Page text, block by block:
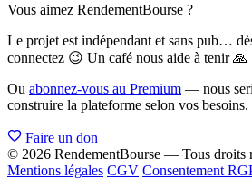
Vous aimez RendementBourse ?
Le projet est indépendant et sans pub…
connectez 😉 Un café nous aide à tenir 🙏
Ou abonnez-vous au Premium — nous
construire la plateforme selon vos besoins.
Faire un don
© 2026 RendementBourse — Tous droits
Mentions légales CGV Consentement